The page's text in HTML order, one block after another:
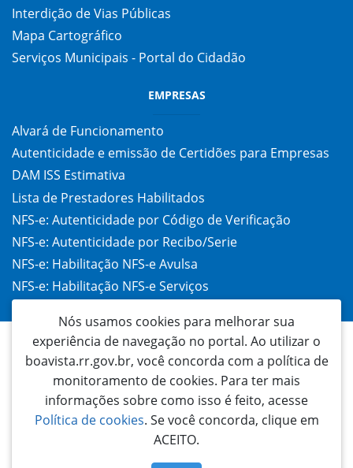
Interdição de Vias Públicas
Mapa Cartográfico
Serviços Municipais - Portal do Cidadão
EMPRESAS
Alvará de Funcionamento
Autenticidade e emissão de Certidões para Empresas
DAM ISS Estimativa
Lista de Prestadores Habilitados
NFS-e: Autenticidade por Código de Verificação
NFS-e: Autenticidade por Recibo/Serie
NFS-e: Habilitação NFS-e Avulsa
NFS-e: Habilitação NFS-e Serviços
Prefeitura Municipal de Boa Vista
Nós usamos cookies para melhorar sua
experiência de navegação no portal. Ao utilizar o
boavista.rr.gov.br, você concorda com a política de
monitoramento de cookies. Para ter mais
informações sobre como isso é feito, acesse
Política de cookies. Se você concorda, clique em
ACEITO.